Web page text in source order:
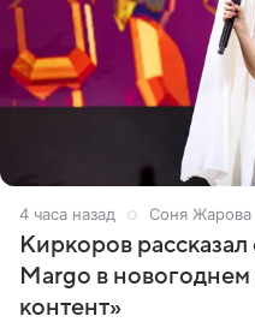
4 часа назад Соня Жарова
Киркоров
Margo в
контент»